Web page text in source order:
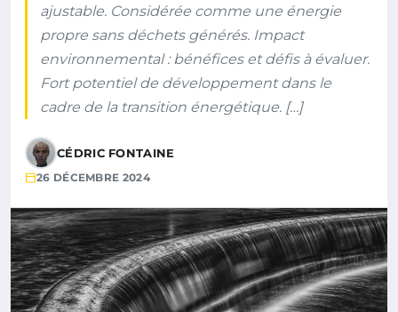
ajustable. Considérée comme une énergie
propre sans déchets générés. Impact
environnemental : bénéfices et défis à évaluer.
Fort potentiel de développement dans le
cadre de la transition énergétique. […]
CÉDRIC FONTAINE
26 DÉCEMBRE 2024